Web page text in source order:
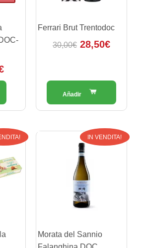
Ferrari Brut Trentodoc
30,00€ 28,50€
Il
attuale
è:
IN VENDITA!
Morata del Sannio
Il
prezzo
originale
era:
10,50€.
Il